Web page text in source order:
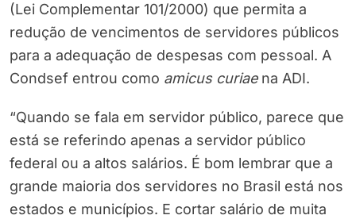
(Lei Complementar 101/2000) que permita a
redução de vencimentos de servidores públicos
para a adequação de despesas com pessoal. A
Condsef entrou como amicus curiaena ADI.
“Quando se fala em servidor público, parece que
está se referindo apenas a servidor público
federal ou a altos salários. É bom lembrar que a
grande maioria dos servidores no Brasil está nos
estados e municípios. E cortar salário de muita